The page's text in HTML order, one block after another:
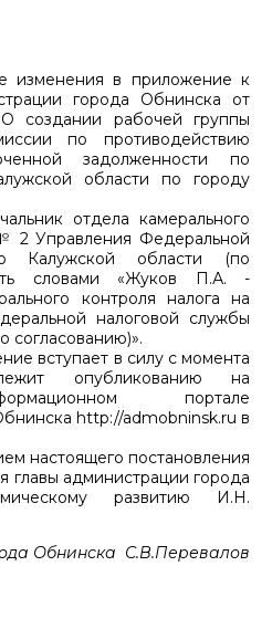
в приложение к
города Обнинска от
создании рабочей группы
по противодействию
задолженности по
области по городу
отдела камерального
Управления Федеральной
Калужской области (по
словами «Жуков П.А. -
контроля налога на
налоговой службы
согласованию)».
вступает в силу с момента
опубликованию на
портале
http://admobninsk.ru в
настоящего постановления
главы администрации города
развитию И.Н.
Обнинска С.В.Перевалов